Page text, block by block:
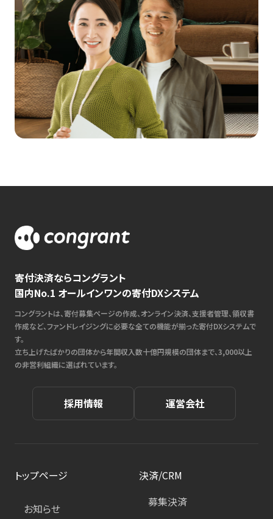
寄付決済ならコングラント
国内No.1 オールインワンの寄付DXシステム
コングラントは、寄付募集ページの作成、オンライン決済、支援者管理、領収書
作成など、ファンドレイジングに必要な全ての機能が揃った寄付DXシステムで
す。
立ち上げたばかりの団体から年間収入数十億円規模の団体まで、3,000以上
の非営利組織に選ばれています。
採用情報 運営会社
トップページ
お知らせ
決済/CRM
募集決済